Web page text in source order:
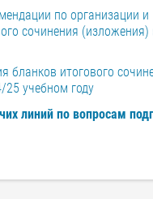
по организации и
сочинения
бланков итогового
учебном году
линий по вопросам